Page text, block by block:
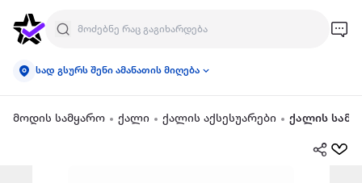
სად გსურს შენი ამანათის მიღება
მოდის სამყარო ქალი ქალის აქსესუარები ქალის